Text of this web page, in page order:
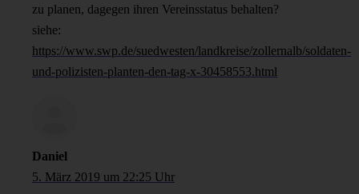
zu planen, dagegen ihren Vereinsstatus behalten?
siehe:
https://www.swp.de/suedwesten/landkreise/zollernalb/soldaten-
und-polizisten-planten-den-tag-x-30458553.html
Daniel
5. März 2019 um 22:25 Uhr